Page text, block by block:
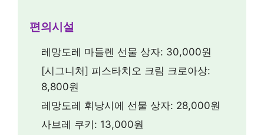
레망도레 마들렌 선물 상자: 30,000원
[시그니처] 피스타치오 크림 크로아상:
8,800원
레망도레 휘낭시에 선물 상자: 28,000원